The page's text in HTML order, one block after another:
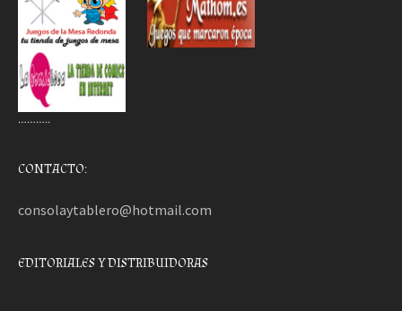
………..
CONTACTO:
consolaytablero@hotmail.com
EDITORIALES Y DISTRIBUIDORAS